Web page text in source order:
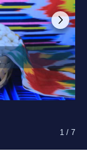
1 /7
1 /7
1 /7
1 /7
1 /7
1 /7
1 /7